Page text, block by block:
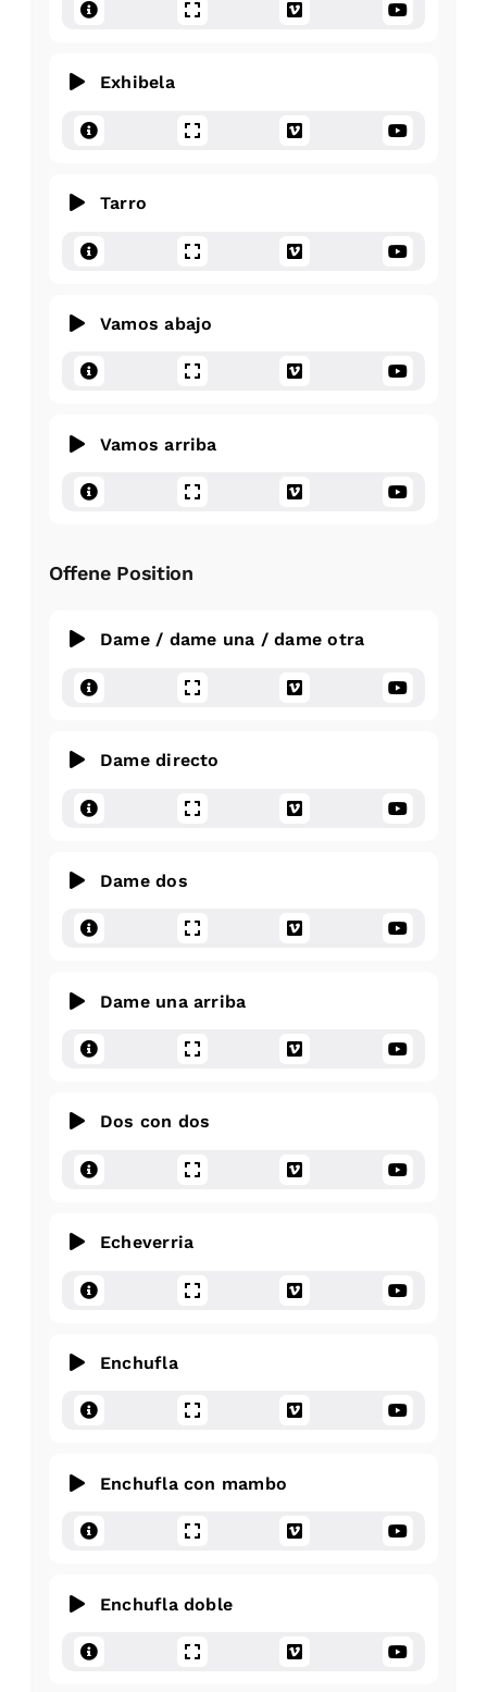
Exhibela
Tarro
Vamos abajo
Vamos arriba
Offene Position
Dame / dame una / dame otra
Dame directo
Dame dos
Dame una arriba
Dos con dos
Echeverria
Enchufla
Enchufla con mambo
Enchufla doble